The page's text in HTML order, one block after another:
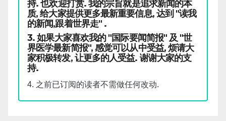
持. 也欢迎打赏. 我的宗旨就是追求新闻的本
质, 给大家提供更多最新重要信息, 达到 "读我
的新闻,跟着世界走" .
3. 如果大家喜欢我的 "国际要闻简报" 及 "世
界医学最新简报", 感觉可以从中受益, 烦请大
家积极转发, 让更多的人受益. 谢谢大家的支
持.
4. 之前已订阅的读者不需做任何改动.